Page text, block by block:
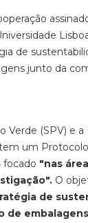
de
junto da
Verde (SPV) e
um
focado "nas
O
de
de